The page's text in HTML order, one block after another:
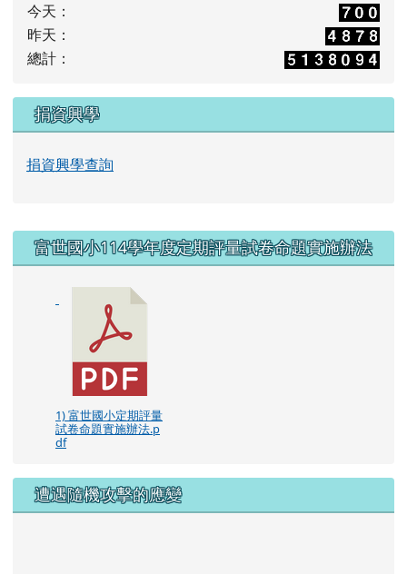
今天：
昨天：
總計：
捐資興學
捐資興學查詢
右邊區域內容
富世國小114學年度定期評量試卷命題實施辦法
1) 富世國小定期評量
試卷命題實施辦法.p
df
遭遇隨機攻擊的應變